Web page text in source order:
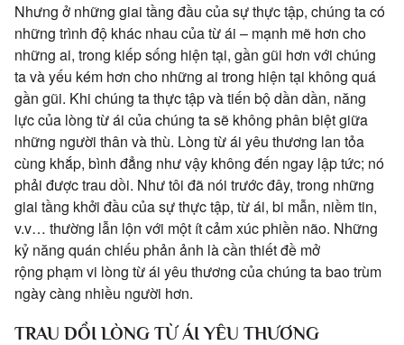
Nhưng ở những giai tầng đầu của sự thực tập, chúng ta có
những trình độ khác nhau của từ ái – mạnh mẽ hơn cho
những ai, trong kiếp sống hiện tại, gần gũi hơn với chúng
ta và yếu kém hơn cho những ai trong hiện tại không quá
gần gũi. Khi chúng ta thực tập và tiến bộ dần dần, năng
lực của lòng từ ái của chúng ta sẽ không phân biệt giữa
những người thân và thù. Lòng từ ái yêu thương lan tỏa
cùng khắp, bình đẳng như vậy không đến ngay lập tức; nó
phải được trau dồi. Như tôi đã nói trước đây, trong những
giai tầng khởi đầu của sự thực tập, từ ái, bi mẫn, niềm tin,
v.v… thường lẫn lộn với một ít cảm xúc phiền não. Những
kỷ năng quán chiếu phản ảnh là cần thiết đề mở
rộng phạm vi lòng từ ái yêu thương của chúng ta bao trùm
ngày càng nhiều người hơn.
TRAU DỒI LÒNG TỪ ÁI YÊU THƯƠNG